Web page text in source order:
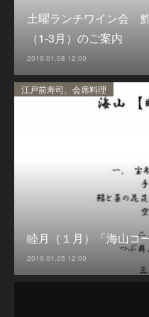
土曜ランチワイン会
（1-3月）のご案内
2019.01.08 12:00
江戸前寿司、会席料理
睦月（１月）「海山コ
2019.01.05 12:00